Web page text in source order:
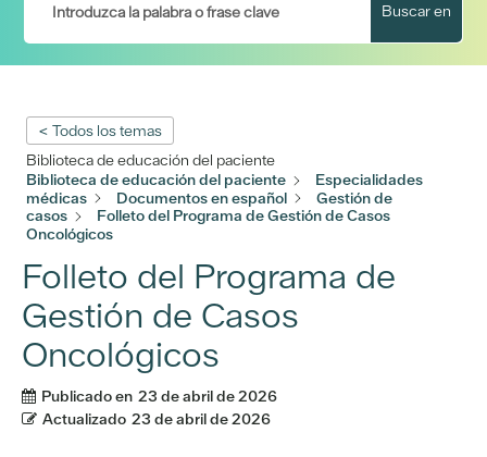
Buscar en
< Todos los temas
Biblioteca de educación del paciente
Biblioteca de educación del paciente
Especialidades
médicas
Documentos en español
Gestión de
casos
Folleto del Programa de Gestión de Casos
Oncológicos
Folleto del Programa de
Gestión de Casos
Oncológicos
Publicado en 23 de abril de 2026
Actualizado 23 de abril de 2026